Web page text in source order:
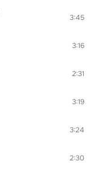
3:45
3:16
2:31
3:19
3:24
2:30